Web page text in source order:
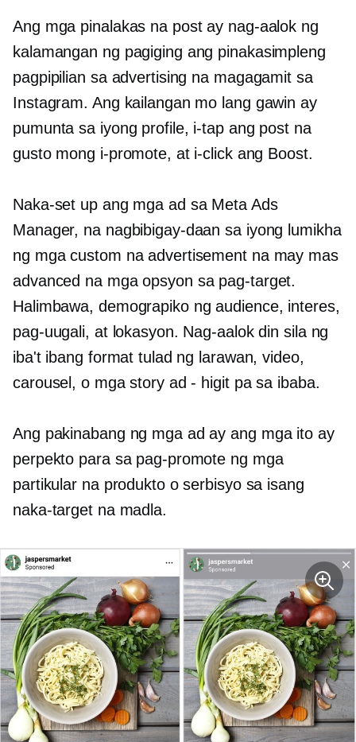
Ang mga pinalakas na post ay nag-aalok ng
kalamangan ng pagiging ang pinakasimpleng
pagpipilian sa advertising na magagamit sa
Instagram. Ang kailangan mo lang gawin ay
pumunta sa iyong profile, i-tap ang post na
gusto mong i-promote, at i-click ang Boost.
Naka-set up ang mga ad sa Meta Ads
Manager, na nagbibigay-daan sa iyong lumikha
ng mga custom na advertisement na may mas
advanced na mga opsyon sa pag-target.
Halimbawa, demograpiko ng audience, interes,
pag-uugali, at lokasyon. Nag-aalok din sila ng
iba't ibang format tulad ng larawan, video,
carousel, o mga story ad - higit pa sa ibaba.
Ang pakinabang ng mga ad ay ang mga ito ay
perpekto para sa pag-promote ng mga
partikular na produkto o serbisyo sa isang
naka-target na madla.